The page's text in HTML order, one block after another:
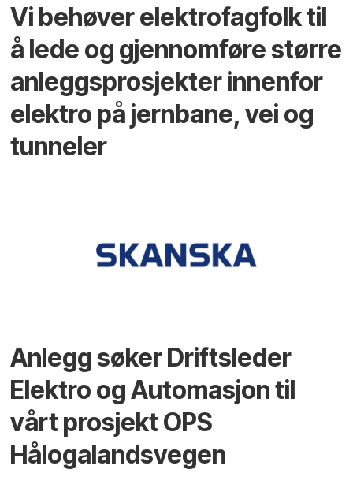
Vi behøver elektrofagfolk til
å lede og gjennomføre større
anleggsprosjekter innenfor
elektro på jernbane, vei og
tunneler
Anlegg søker Driftsleder
Elektro og Automasjon til
vårt prosjekt OPS
Hålogalandsvegen